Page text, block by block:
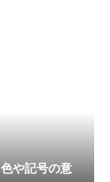
や記号の意